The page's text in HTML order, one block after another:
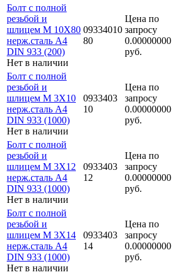
Болт с полной
резьбой и
шлицем M 10Х80
нерж.сталь A4
DIN 933 (200)
Нет в наличии
09334010
80
Цена по
запросу
0.00000000
руб.
Болт с полной
резьбой и
шлицем M 3Х10
нерж.сталь A4
DIN 933 (1000)
Нет в наличии
0933403
10
Цена по
запросу
0.00000000
руб.
Болт с полной
резьбой и
шлицем M 3Х12
нерж.сталь A4
DIN 933 (1000)
Нет в наличии
0933403
12
Цена по
запросу
0.00000000
руб.
Болт с полной
резьбой и
шлицем M 3Х14
нерж.сталь A4
DIN 933 (1000)
Нет в наличии
0933403
14
Цена по
запросу
0.00000000
руб.